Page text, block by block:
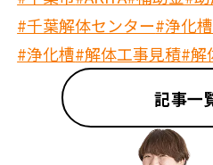
#千葉解体センター#浄化
#浄化槽#解体工事見積#解
記事一